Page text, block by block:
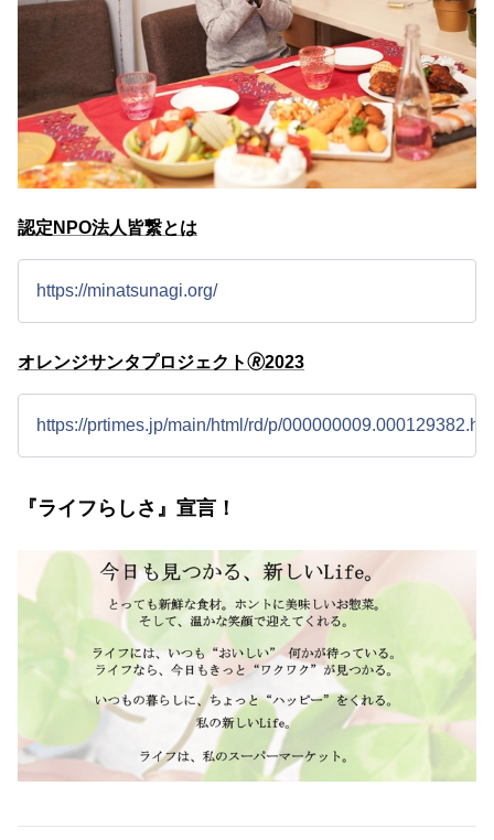
認定NPO法人皆繋とは
https://minatsunagi.org/
オレンジサンタプロジェクト🄬2023
https://prtimes.jp/main/html/rd/p/
『ライフらしさ』宣言！